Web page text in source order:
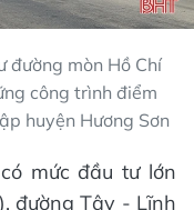
đường mòn Hồ Chí
công trình điểm
huyện Hương Sơn
mức đầu tư lớn
đường Tây - Lĩnh